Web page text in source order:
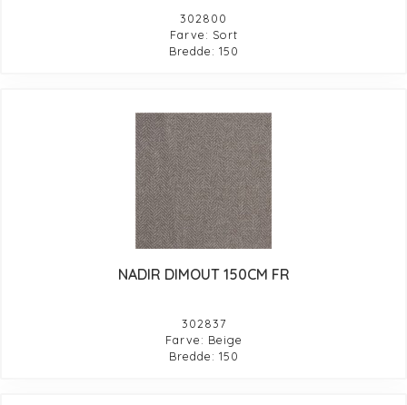
302800
Farve: Sort
Bredde: 150
NADIR DIMOUT 150CM FR
302837
Farve: Beige
Bredde: 150